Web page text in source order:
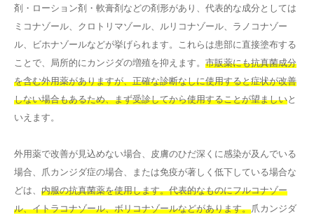
剤・ローション剤・軟膏剤などの剤形があり、代表的な成分としては
ミコナゾール、クロトリマゾール、ルリコナゾール、ラノコナゾー
ル、ビホナゾールなどが挙げられます。これらは患部に直接塗布する
ことで、局所的にカンジダの増殖を抑えます。 市販薬にも抗真菌成分
を含む外用薬がありますが、正確な診断なしに使用すると症状が改善
しない場合もあるため、まず受診してから使用することが望ましいと
いえます。
外用薬で改善が見込めない場合、皮膚のひだ深くに感染が及んでいる
場合、爪カンジダ症の場合、または免疫が著しく低下している場合な
どは、 内服の抗真菌薬を使用します。代表的なものにフルコナゾー
ル、イトラコナゾール、ボリコナゾールなどがあります。爪カンジダ